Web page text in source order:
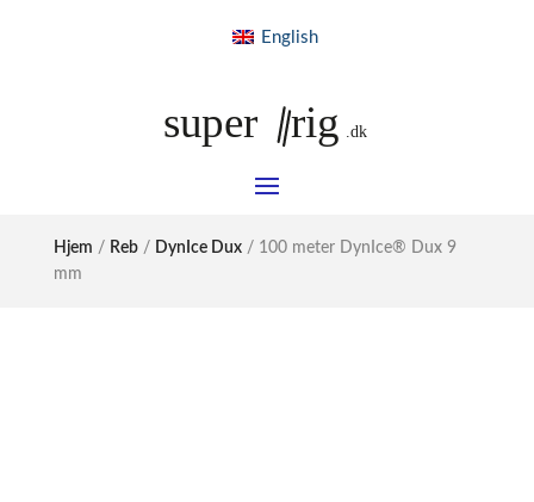
English
Hjem / Reb/ DynIce Dux/ 100 meter DynIce® Dux 9
mm